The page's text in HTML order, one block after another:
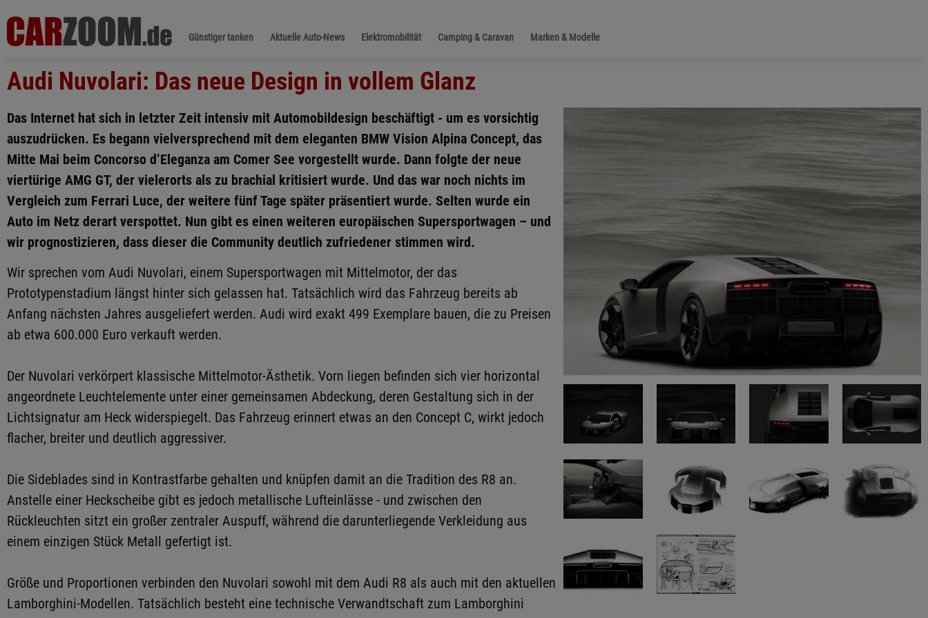
Günstiger tanken Aktuelle Auto-News Elektromobilität Camping & Caravan Marken & Modelle
Audi Nuvolari: Das neue Design in vollem Glanz
Das Internet hat sich in letzter Zeit intensiv mit Automobildesign beschäftigt - um es vorsichtig
auszudrücken. Es begann vielversprechend mit dem eleganten BMW Vision Alpina Concept, das
Mitte Mai beim Concorso d’Eleganza am Comer See vorgestellt wurde. Dann folgte der neue
viertürige AMG GT, der vielerorts als zu brachial kritisiert wurde. Und das war noch nichts im
Vergleich zum Ferrari Luce, der weitere fünf Tage später präsentiert wurde. Selten wurde ein
Auto im Netz derart verspottet. Nun gibt es einen weiteren europäischen Supersportwagen – und
wir prognostizieren, dass dieser die Community deutlich zufriedener stimmen wird.
Wir sprechen vom Audi Nuvolari, einem Supersportwagen mit Mittelmotor, der das
Prototypenstadium längst hinter sich gelassen hat. Tatsächlich wird das Fahrzeug bereits ab
Anfang nächsten Jahres ausgeliefert werden. Audi wird exakt 499 Exemplare bauen, die zu Preisen
ab etwa 600.000 Euro verkauft werden.
Der Nuvolari verkörpert klassische Mittelmotor-Ästhetik. Vorn liegen befinden sich vier horizontal
angeordnete Leuchtelemente unter einer gemeinsamen Abdeckung, deren Gestaltung sich in der
Lichtsignatur am Heck widerspiegelt. Das Fahrzeug erinnert etwas an den Concept C, wirkt jedoch
flacher, breiter und deutlich aggressiver.
Die Sideblades sind in Kontrastfarbe gehalten und knüpfen damit an die Tradition des R8 an.
Anstelle einer Heckscheibe gibt es jedoch metallische Lufteinlässe - und zwischen den
Rückleuchten sitzt ein großer zentraler Auspuff, während die darunterliegende Verkleidung aus
einem einzigen Stück Metall gefertigt ist.
Größe und Proportionen verbinden den Nuvolari sowohl mit dem Audi R8 als auch mit den aktuellen
Lamborghini-Modellen. Tatsächlich besteht eine technische Verwandtschaft zum Lamborghini